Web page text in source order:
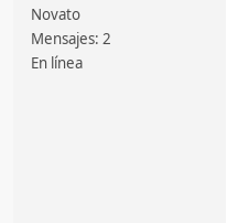
Novato
Mensajes: 2
En línea